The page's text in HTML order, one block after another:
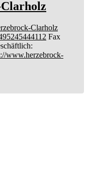
Clarholz
Fax
:
www.herzebrock-